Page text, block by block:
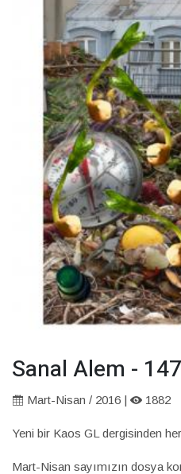
Sanal Alem - 147
Mart-Nisan / 2016 | 1882
Yeni bir Kaos GL dergisinden
Mart-Nisan sayımızın dosya